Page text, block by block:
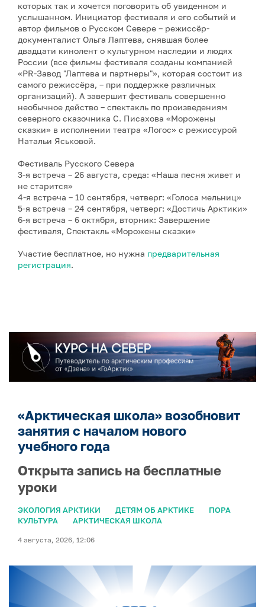
которых так и хочется поговорить об увиденном и
услышанном. Инициатор фестиваля и его событий и
автор фильмов о Русском Севере – режиссёр-
документалист Ольга Лаптева, снявшая более
двадцати кинолент о культурном наследии и людях
России (все фильмы фестиваля созданы компанией
«PR-Завод "Лаптева и партнеры"», которая состоит из
самого режиссёра, – при поддержке различных
организаций). А завершит фестиваль совершенно
необычное действо – спектакль по произведениям
северного сказочника С. Писахова «Морожены
сказки» в исполнении театра «Логос» с режиссурой
Натальи Яськовой.
Фестиваль Русского Севера
3-я встреча – 26 августа, среда: «Наша песня живет и
не старится»
4-я встреча – 10 сентября, четверг: «Голоса мельниц»
5-я встреча – 24 сентября, четверг: «Достичь Арктики»
6-я встреча – 6 октября, вторник: Завершение
фестиваля, Спектакль «Морожены сказки»
Участие бесплатное, но нужна предварительная
регистрация.
«Арктическая школа» возобновит
занятия с началом нового
учебного года
Открыта запись на бесплатные
уроки
ЭКОЛОГИЯ АРКТИКИ ДЕТЯМ ОБ АРКТИКЕ
ПОРА
КУЛЬТУРА
АРКТИЧЕСКАЯ ШКОЛА
4 августа, 2026, 12:06